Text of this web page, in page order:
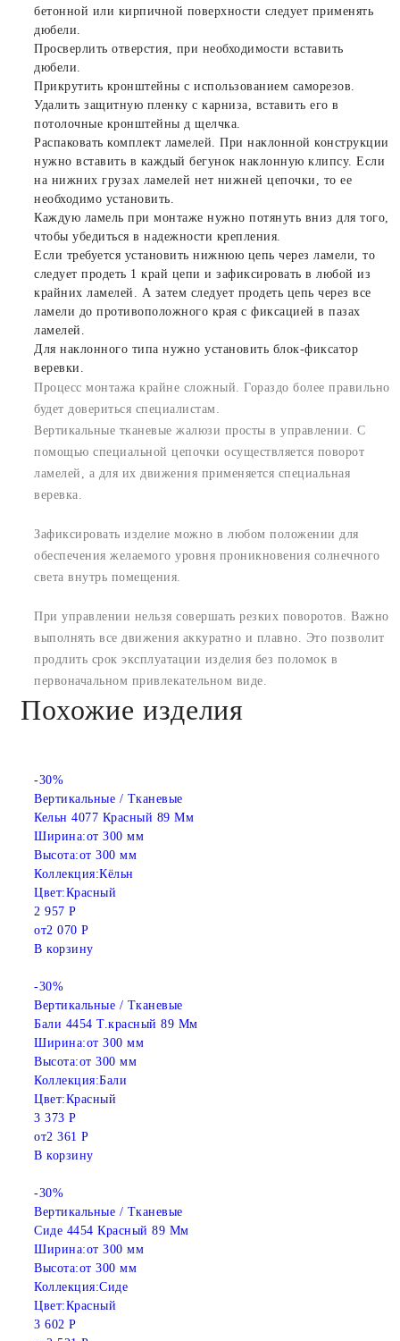
бетонной или кирпичной поверхности следует применять
дюбели.
Просверлить отверстия, при необходимости вставить
дюбели.
Прикрутить кронштейны с использованием саморезов.
Удалить защитную пленку с карниза, вставить его в
потолочные кронштейны д щелчка.
Распаковать комплект ламелей. При наклонной конструкции
нужно вставить в каждый бегунок наклонную клипсу. Если
на нижних грузах ламелей нет нижней цепочки, то ее
необходимо установить.
Каждую ламель при монтаже нужно потянуть вниз для того,
чтобы убедиться в надежности крепления.
Если требуется установить нижнюю цепь через ламели, то
следует продеть 1 край цепи и зафиксировать в любой из
крайних ламелей. А затем следует продеть цепь через все
ламели до противоположного края с фиксацией в пазах
ламелей.
Для наклонного типа нужно установить блок-фиксатор
веревки.
Процесс монтажа крайне сложный. Гораздо более правильно
будет довериться специалистам.
Вертикальные тканевые жалюзи просты в управлении. С
помощью специальной цепочки осуществляется поворот
ламелей, а для их движения применяется специальная
веревка.
Зафиксировать изделие можно в любом положении для
обеспечения желаемого уровня проникновения солнечного
света внутрь помещения.
При управлении нельзя совершать резких поворотов. Важно
выполнять все движения аккуратно и плавно. Это позволит
продлить срок эксплуатации изделия без поломок в
первоначальном привлекательном виде.
Похожие изделия
-30%
Вертикальные / Тканевые
Кельн 4077 Красный 89 Мм
Ширина:от 300 мм
Высота:от 300 мм
Коллекция:Кёльн
Цвет:Красный
2 957 Р
от2 070 Р
В корзину
-30%
Вертикальные / Тканевые
Бали 4454 Т.красный 89 Мм
Ширина:от 300 мм
Высота:от 300 мм
Коллекция:Бали
Цвет:Красный
3 373 Р
от2 361 Р
В корзину
-30%
Вертикальные / Тканевые
Сиде 4454 Красный 89 Мм
Ширина:от 300 мм
Высота:от 300 мм
Коллекция:Сиде
Цвет:Красный
3 602 Р